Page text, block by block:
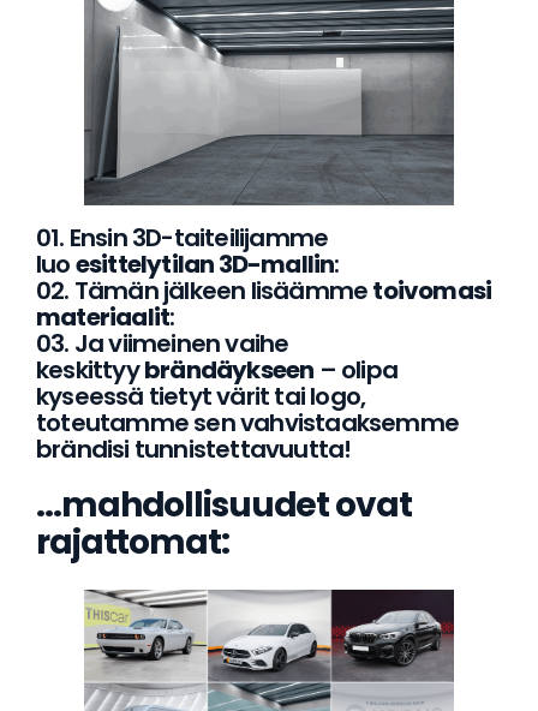
01. Ensin 3D-taiteilijamme
luoesittelytilan 3D-mallin:
02. Tämän jälkeen lisäämmetoivomasi
materiaalit:
03. Ja viimeinen vaihe
keskittyybrändäykseen – olipa
kyseessä tietyt värit tai logo,
toteutamme sen vahvistaaksemme
brändisi tunnistettavuutta!
…mahdollisuudet ovat
rajattomat: